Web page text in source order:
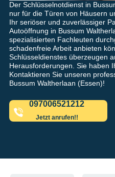
Der Schlüsselnotdienst in
nur für die Türen von Häusern
Ihr seriöser und zuverlässiger
Autoöffnung in Bussum
spezialisierten Fachleuten
schadenfreie Arbeit anbieten
Schlüsseldienstes überzeugen
Herausforderungen. Sie haben
Kontaktieren Sie unseren
Bussum Waltherlaan (Essen)!
097006521212
Jetzt anrufen!!